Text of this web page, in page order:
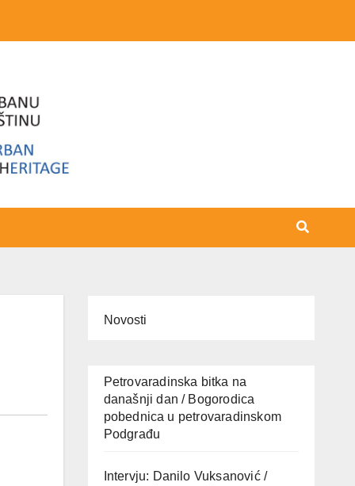
Novosti
Petrovaradinska bitka na
današnji dan / Bogorodica
pobednica u petrovaradinskom
Podgrađu
Intervju: Danilo Vuksanović /